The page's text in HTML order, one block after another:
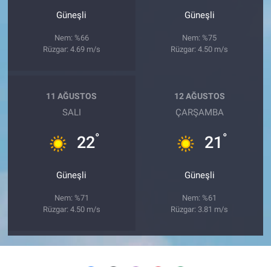
Güneşli
Nem: %66
Rüzgar: 4.69 m/s
Güneşli
Nem: %75
Rüzgar: 4.50 m/s
11 AĞUSTOS
SALI
22°
Güneşli
Nem: %71
Rüzgar: 4.50 m/s
12 AĞUSTOS
ÇARŞAMBA
21 °
Güneşli
Nem: %61
Rüzgar: 3.81 m/s